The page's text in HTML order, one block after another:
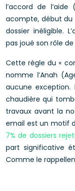
l’accord de l’aide
acompte, début
dossier inéligible.
pas joué son rôle
Cette règle du «
nomme l’Anah
aucune exception.
chaudière qui
travaux avant la
email est un motif
7% de dossiers
part significative
Comme le